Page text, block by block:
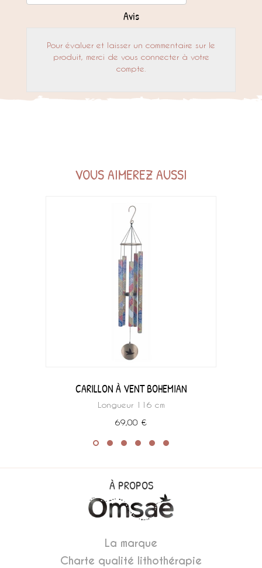
Avis
Pour évaluer et laisser un commentaire sur le
produit, merci de vous connecter à votre
compte.
VOUS AIMEREZ AUSSI
CARILLON À VENT BOHEMIAN
Longueur 116 cm
69,00 €
À PROPOS
La marque
Charte qualité lithothérapie